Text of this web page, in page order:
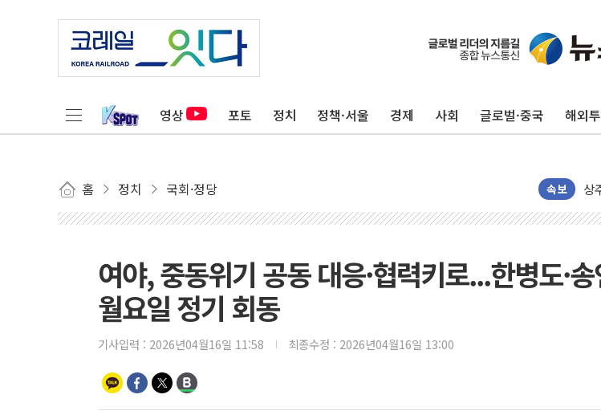
영상 포토 정치 정책·서울 경제 사회 글로벌·중국 해외
홈 정치 국회·정당 속보
평
포
[
민
김
[속
[
[
[
최
여야, 중동위기 공동 대응·협력키로...한병도·
월요일 정기 회동
기사입력 : 2026년04월16일 11:58 최종수정 : 2026년04월16일 13:00